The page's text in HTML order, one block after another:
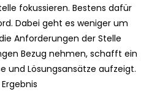
fokussieren. Bestens dafür
Dabei geht es weniger um
Anforderungen der Stelle
Bezug nehmen, schafft ein
und Lösungsansätze aufzeigt.